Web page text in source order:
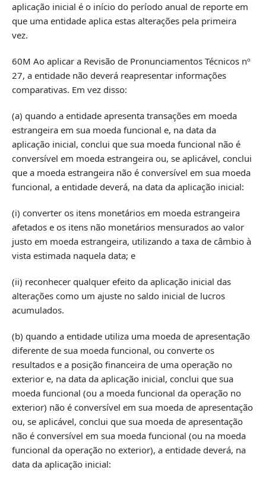
aplicação inicial é o início do período anual de reporte em
que uma entidade aplica estas alterações pela primeira
vez.
60M Ao aplicar a Revisão de Pronunciamentos Técnicos nº
27, a entidade não deverá reapresentar informações
comparativas. Em vez disso:
(a) quando a entidade apresenta transações em moeda
estrangeira em sua moeda funcional e, na data da
aplicação inicial, conclui que sua moeda funcional não é
conversível em moeda estrangeira ou, se aplicável, conclui
que a moeda estrangeira não é conversível em sua moeda
funcional, a entidade deverá, na data da aplicação inicial:
(i) converter os itens monetários em moeda estrangeira
afetados e os itens não monetários mensurados ao valor
justo em moeda estrangeira, utilizando a taxa de câmbio à
vista estimada naquela data; e
(ii) reconhecer qualquer efeito da aplicação inicial das
alterações como um ajuste no saldo inicial de lucros
acumulados.
(b) quando a entidade utiliza uma moeda de apresentação
diferente de sua moeda funcional, ou converte os
resultados e a posição financeira de uma operação no
exterior e, na data da aplicação inicial, conclui que sua
moeda funcional (ou a moeda funcional da operação no
exterior) não é conversível em sua moeda de apresentação
ou, se aplicável, conclui que sua moeda de apresentação
não é conversível em sua moeda funcional (ou na moeda
funcional da operação no exterior), a entidade deverá, na
data da aplicação inicial: